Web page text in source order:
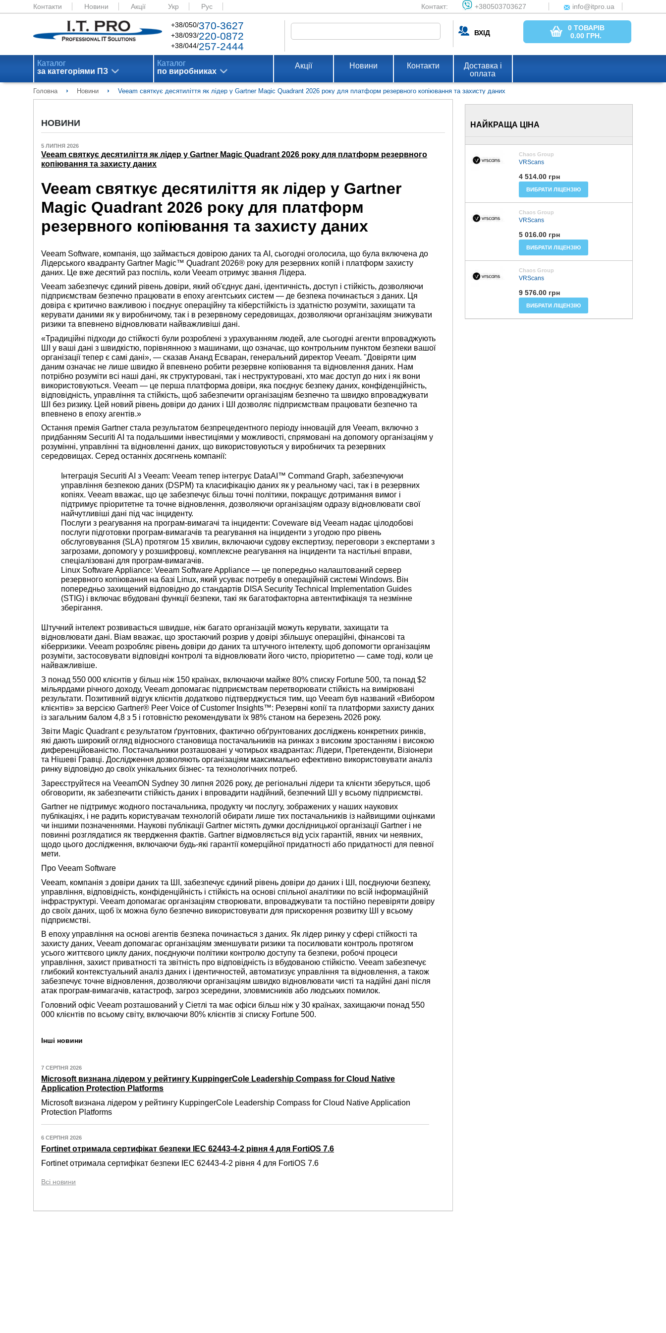
Контакти Новини Акції Укр Рус Контакт: +380503703627 info@itpro.ua
+38/050/370-3627
+38/093/220-0872
+38/044/257-2444
ВХІД
0 ТОВАРІВ
0.00 ГРН.
Каталог
за категоріями ПЗ
Каталог
по виробниках
Акції Новини Контакти
Доставка і
оплата
Головна › Новини › Veeam святкує десятиліття як лідер у Gartner Magic Quadrant 2026 року для платформ резервного копіювання та захисту даних
НОВИНИ
5 ЛИПНЯ 2026
Veeam святкує десятиліття як лідер у Gartner Magic Quadrant 2026 року для платформ резервного
копіювання та захисту даних
Veeam святкує десятиліття як лідер у Gartner
Magic Quadrant 2026 року для платформ
резервного копіювання та захисту даних
Veeam Software, компанія, що займається довірою даних та AI, сьогодні оголосила, що була включена до
Лідерського квадранту Gartner Magic™ Quadrant 2026® року для резервних копій і платформ захисту
даних. Це вже десятий раз поспіль, коли Veeam отримує звання Лідера.
Veeam забезпечує єдиний рівень довіри, який об'єднує дані, ідентичність, доступ і стійкість, дозволяючи
підприємствам безпечно працювати в епоху агентських систем — де безпека починається з даних. Ця
довіра є критично важливою і поєднує операційну та кіберстійкість із здатністю розуміти, захищати та
керувати даними як у виробничому, так і в резервному середовищах, дозволяючи організаціям знижувати
ризики та впевнено відновлювати найважливіші дані.
«Традиційні підходи до стійкості були розроблені з урахуванням людей, але сьогодні агенти впроваджують
ШІ у ваші дані з швидкістю, порівнянною з машинами, що означає, що контрольним пунктом безпеки вашої
організації тепер є самі дані», — сказав Ананд Есваран, генеральний директор Veeam. "Довіряти цим
даним означає не лише швидко й впевнено робити резервне копіювання та відновлення даних. Нам
потрібно розуміти всі наші дані, як структуровані, так і неструктуровані, хто має доступ до них і як вони
використовуються. Veeam — це перша платформа довіри, яка поєднує безпеку даних, конфіденційність,
відповідність, управління та стійкість, щоб забезпечити організаціям безпечно та швидко впроваджувати
ШІ без ризику. Цей новий рівень довіри до даних і ШІ дозволяє підприємствам працювати безпечно та
впевнено в епоху агентів.»
Остання премія Gartner стала результатом безпрецедентного періоду інновацій для Veeam, включно з
придбанням Securiti AI та подальшими інвестиціями у можливості, спрямовані на допомогу організаціям у
розумінні, управлінні та відновленні даних, що використовуються у виробничих та резервних
середовищах. Серед останніх досягнень компанії:
Інтеграція Securiti AI з Veeam: Veeam тепер інтегрує DataAI™ Command Graph, забезпечуючи
управління безпекою даних (DSPM) та класифікацію даних як у реальному часі, так і в резервних
копіях. Veeam вважає, що це забезпечує більш точні політики, покращує дотримання вимог і
підтримує пріоритетне та точне відновлення, дозволяючи організаціям одразу відновлювати свої
найчутливіші дані під час інциденту.
Послуги з реагування на програм-вимагачі та інциденти: Coveware від Veeam надає цілодобові
послуги підготовки програм-вимагачів та реагування на інциденти з угодою про рівень
обслуговування (SLA) протягом 15 хвилин, включаючи судову експертизу, переговори з експертами з
загрозами, допомогу у розшифровці, комплексне реагування на інциденти та настільні вправи,
спеціалізовані для програм-вимагачів.
Linux Software Appliance:Veeam Software Appliance — це попередньо налаштований сервер
резервного копіювання на базі Linux, який усуває потребу в операційній системі Windows. Він
попередньо захищений відповідно до стандартів DISA Security Technical Implementation Guides
(STIG) і включає вбудовані функції безпеки, такі як багатофакторна автентифікація та незмінне
зберігання.
Штучний інтелект розвивається швидше, ніж багато організацій можуть керувати, захищати та
відновлювати дані. Віам вважає, що зростаючий розрив у довірі збільшує операційні, фінансові та
кіберризики. Veeam розробляє рівень довіри до даних та штучного інтелекту, щоб допомогти організаціям
розуміти, застосовувати відповідні контролі та відновлювати його чисто, пріоритетно — саме тоді, коли це
найважливіше.
З понад 550 000 клієнтів у більш ніж 150 країнах, включаючи майже 80% списку Fortune 500, та понад $2
мільярдами річного доходу, Veeam допомагає підприємствам перетворювати стійкість на вимірювані
результати. Позитивний відгук клієнтів додатково підтверджується тим, що Veeam був названий «Вибором
клієнтів» за версією Gartner® Peer Voice of Customer Insights™: Резервні копії та платформи захисту даних
із загальним балом 4,8 з 5 і готовністю рекомендувати їх 98% станом на березень 2026 року.
Звіти Magic Quadrant є результатом ґрунтовних, фактично обґрунтованих досліджень конкретних ринків,
які дають широкий огляд відносного становища постачальників на ринках з високим зростанням і високою
диференційованістю. Постачальники розташовані у чотирьох квадрантах: Лідери, Претенденти, Візіонери
та Нішеві Гравці. Дослідження дозволяють організаціям максимально ефективно використовувати аналіз
ринку відповідно до своїх унікальних бізнес- та технологічних потреб.
Зареєструйтеся наVeeamON Sydney 30 липня 2026 року, де регіональні лідери та клієнти зберуться, щоб
обговорити, як забезпечити стійкість даних і впровадити надійний, безпечний ШІ у всьому підприємстві.
Gartner не підтримує жодного постачальника, продукту чи послугу, зображених у наших наукових
публікаціях, і не радить користувачам технологій обирати лише тих постачальників із найвищими оцінками
чи іншими позначеннями. Наукові публікації Gartner містять думки дослідницької організації Gartner і не
повинні розглядатися як твердження фактів. Gartner відмовляється від усіх гарантій, явних чи неявних,
щодо цього дослідження, включаючи будь-які гарантії комерційної придатності або придатності для певної
мети.
Про Veeam Software
Veeam, компанія з довіри даних та ШІ, забезпечує єдиний рівень довіри до даних і ШІ, поєднуючи безпеку,
управління, відповідність, конфіденційність і стійкість на основі спільної аналітики по всій інформаційній
інфраструктурі. Veeam допомагає організаціям створювати, впроваджувати та постійно перевіряти довіру
до своїх даних, щоб їх можна було безпечно використовувати для прискорення розвитку ШІ у всьому
підприємстві.
В епоху управління на основі агентів безпека починається з даних. Як лідер ринку у сфері стійкості та
захисту даних, Veeam допомагає організаціям зменшувати ризики та посилювати контроль протягом
усього життєвого циклу даних, поєднуючи політики контролю доступу та безпеки, робочі процеси
управління, захист приватності та звітність про відповідність із вбудованою стійкістю. Veeam забезпечує
глибокий контекстуальний аналіз даних і ідентичностей, автоматизує управління та відновлення, а також
забезпечує точне відновлення, дозволяючи організаціям швидко відновлювати чисті та надійні дані після
атак програм-вимагачів, катастроф, загроз зсередини, зловмисників або людських помилок.
Головний офіс Veeam розташований у Сіетлі та має офіси більш ніж у 30 країнах, захищаючи понад 550
000 клієнтів по всьому світу, включаючи 80% клієнтів зі списку Fortune 500.
Інші новини
7 СЕРПНЯ 2026
Microsoft визнана лідером у рейтингу KuppingerCole Leadership Compass for Cloud Native
Application Protection Platforms
Microsoft визнана лідером у рейтингу KuppingerCole Leadership Compass for Cloud Native Application
Protection Platforms
6 СЕРПНЯ 2026
Fortinet отримала сертифікат безпеки IEC 62443-4-2 рівня 4 для FortiOS 7.6
Fortinet отримала сертифікат безпеки IEC 62443-4-2 рівня 4 для FortiOS 7.6
Всі новини
НАЙКРАЩА ЦІНА
Chaos Group
VRScans
4 514.00 грн
ВИБРАТИ ЛІЦЕНЗІЮ
Chaos Group
VRScans
5 016.00 грн
ВИБРАТИ ЛІЦЕНЗІЮ
Chaos Group
VRScans
9 576.00 грн
ВИБРАТИ ЛІЦЕНЗІЮ